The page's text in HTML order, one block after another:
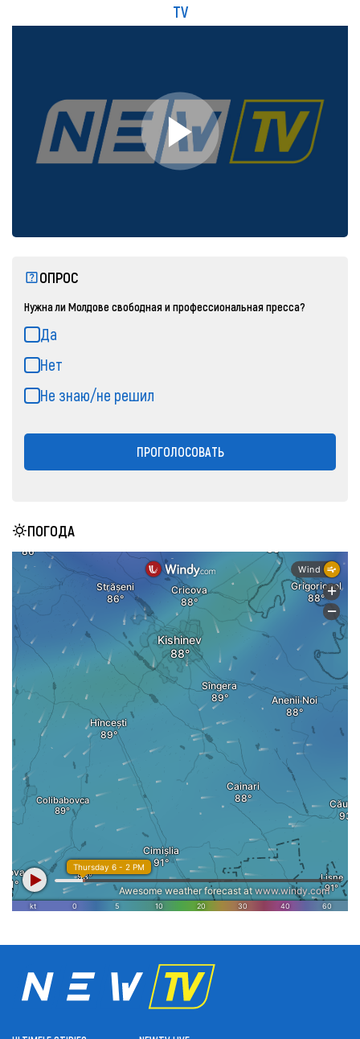
TV
ОПРОС
Нужна ли Молдове свободная и профессиональная пресса?
Да
Нет
Не знаю/не решил
ПРОГОЛОСОВАТЬ
ПОГОДА